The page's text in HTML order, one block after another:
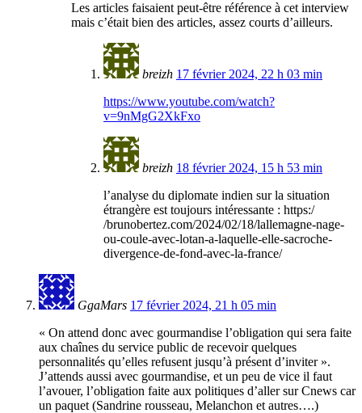
Les articles faisaient peut-être référence à cet interview
mais c’était bien des articles, assez courts d’ailleurs.
breizh 17 février 2024, 22 h 03 min
https://www.youtube.com/watch?
v=9nMgG2XkFxo
breizh 18 février 2024, 15 h 53 min
l’analyse du diplomate indien sur la situation
étrangère est toujours intéressante : https:/
/brunobertez.com/2024/02/18/lallemagne-nage-
ou-coule-avec-lotan-a-laquelle-elle-sacroche-
divergence-de-fond-avec-la-france/
GgaMars 17 février 2024, 21 h 05 min
« On attend donc avec gourmandise l’obligation qui sera faite
aux chaînes du service public de recevoir quelques
personnalités qu’elles refusent jusqu’à présent d’inviter ».
J’attends aussi avec gourmandise, et un peu de vice il faut
l’avouer, l’obligation faite aux politiques d’aller sur Cnews car
un paquet (Sandrine rousseau, Melanchon et autres….)